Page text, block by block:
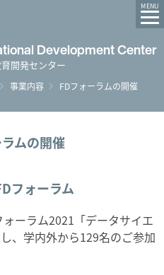
MENU
Development Center
開発センター
事業内容
FDフォーラムの開催
ムの開催
フォーラム
ーラム2021「データサイエ
、学内外から129名のご参加